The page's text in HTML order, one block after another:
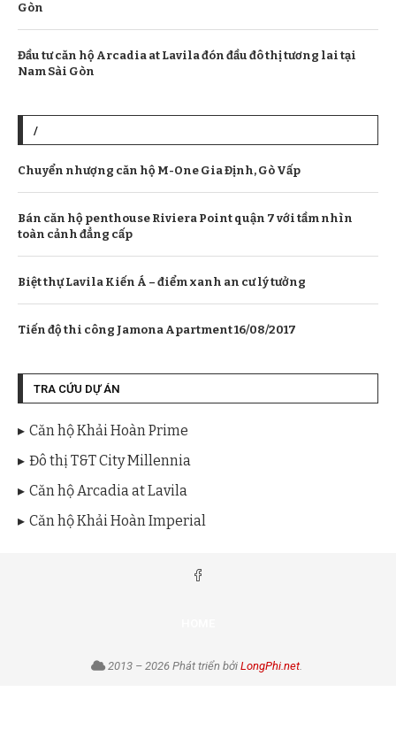
Gòn
Đầu tư căn hộ Arcadia at Lavila đón đầu đô thị tương lai tại
Nam Sài Gòn
/
Chuyển nhượng căn hộ M-One Gia Định, Gò Vấp
Bán căn hộ penthouse Riviera Point quận 7 với tầm nhìn
toàn cảnh đẳng cấp
Biệt thự Lavila Kiến Á – điểm xanh an cư lý tưởng
Tiến độ thi công Jamona Apartment 16/08/2017
TRA CỨU DỰ ÁN
Căn hộ Khải Hoàn Prime
Đô thị T&T City Millennia
Căn hộ Arcadia at Lavila
Căn hộ Khải Hoàn Imperial
2013 – 2026 Phát triển bởi LongPhi.net.